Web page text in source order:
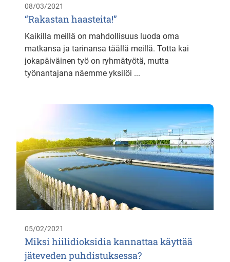
08/03/2021
“Rakastan haasteita!”
Kaikilla meillä on mahdollisuus luoda oma
matkansa ja tarinansa täällä meillä. Totta kai
jokapäiväinen työ on ryhmätyötä, mutta
työnantajana näemme yksilöi ...
05/02/2021
Miksi hiilidioksidia kannattaa käyttää
jäteveden puhdistuksessa?